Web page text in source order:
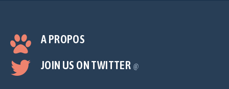
A PROPOS
JOIN US ON TWITTER @